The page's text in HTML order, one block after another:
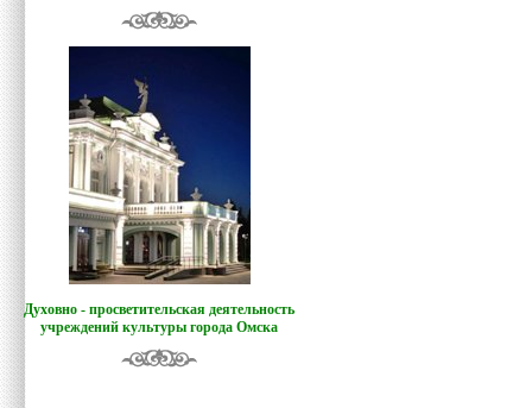
Духовно - просветительская деятельность
учреждений культуры города Омска